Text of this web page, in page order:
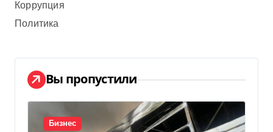
Коррупция
Политика
Вы пропустили
Бизнес